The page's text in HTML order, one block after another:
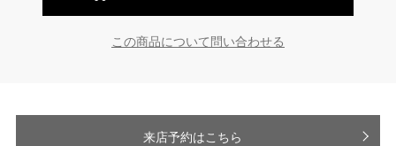
この商品について問い合わせる
来店予約はこちら